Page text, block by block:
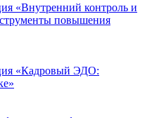
«Внутренний контроль и
повышения
«Кадровый ЭДО: